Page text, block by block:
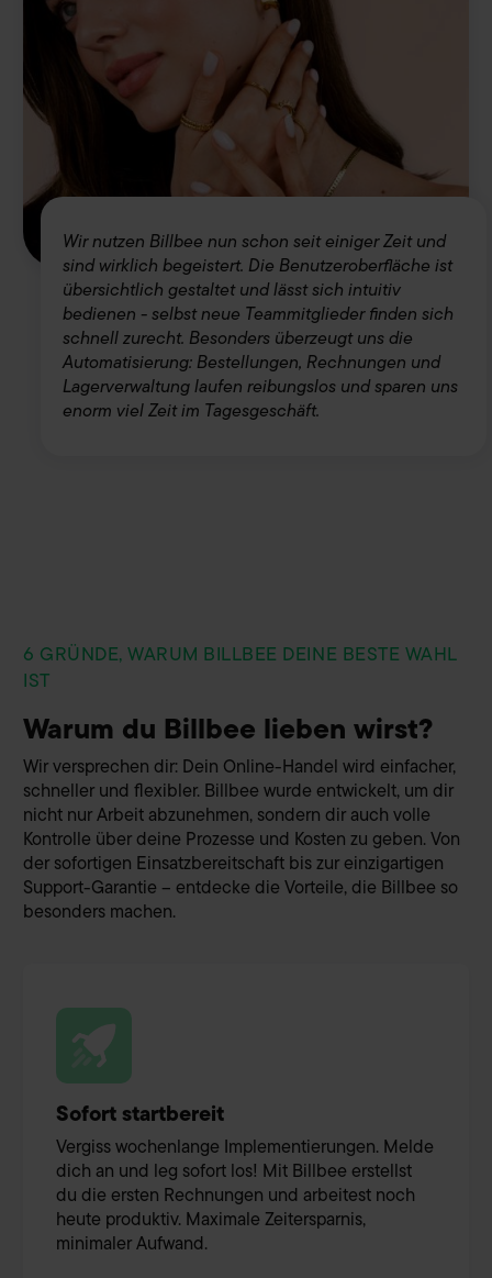
Wir nutzen Billbee nun schon seit einiger Zeit und
sind wirklich begeistert. Die Benutzeroberfläche ist
übersichtlich gestaltet und lässt sich intuitiv
bedienen - selbst neue Teammitglieder finden sich
schnell zurecht. Besonders überzeugt uns die
Automatisierung: Bestellungen, Rechnungen und
Lagerverwaltung laufen reibungslos und sparen uns
enorm viel Zeit im Tagesgeschäft.
6 GRÜNDE, WARUM BILLBEE DEINE BESTE WAHL
IST
Warum du Billbee lieben wirst?
Wir versprechen dir: Dein Online-Handel wird einfacher,
schneller und flexibler. Billbee wurde entwickelt, um dir
nicht nur Arbeit abzunehmen, sondern dir auch volle
Kontrolle über deine Prozesse und Kosten zu geben. Von
der sofortigen Einsatzbereitschaft bis zur einzigartigen
Support-Garantie – entdecke die Vorteile, die Billbee so
besonders machen.
Sofort startbereit
Vergiss wochenlange Implementierungen. Melde
dich an und leg sofort los! Mit Billbee erstellst
du die ersten Rechnungen und arbeitest noch
heute produktiv. Maximale Zeitersparnis,
minimaler Aufwand.